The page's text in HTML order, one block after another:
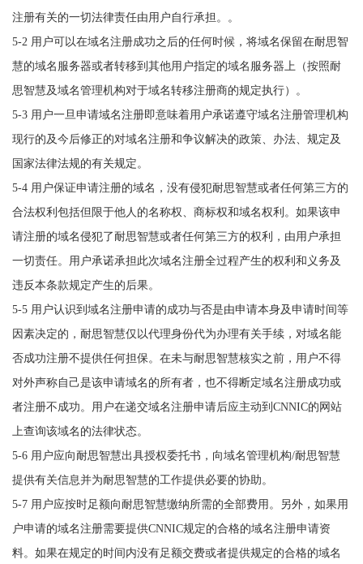
注册有关的一切法律责任由用户自行承担。。
5-2 用户可以在域名注册成功之后的任何时候，将域名保留在耐思智
慧的域名服务器或者转移到其他用户指定的域名服务器上（按照耐
思智慧及域名管理机构对于域名转移注册商的规定执行）。
5-3 用户一旦申请域名注册即意味着用户承诺遵守域名注册管理机构
现行的及今后修正的对域名注册和争议解决的政策、办法、规定及
国家法律法规的有关规定。
5-4 用户保证申请注册的域名，没有侵犯耐思智慧或者任何第三方的
合法权利包括但限于他人的名称权、商标权和域名权利。如果该申
请注册的域名侵犯了耐思智慧或者任何第三方的权利，由用户承担
一切责任。用户承诺承担此次域名注册全过程产生的权利和义务及
违反本条款规定产生的后果。
5-5 用户认识到域名注册申请的成功与否是由申请本身及申请时间等
因素决定的，耐思智慧仅以代理身份代为办理有关手续，对域名能
否成功注册不提供任何担保。在未与耐思智慧核实之前，用户不得
对外声称自己是该申请域名的所有者，也不得断定域名注册成功或
者注册不成功。用户在递交域名注册申请后应主动到CNNIC的网站
上查询该域名的法律状态。
5-6 用户应向耐思智慧出具授权委托书，向域名管理机构/耐思智慧
提供有关信息并为耐思智慧的工作提供必要的协助。
5-7 用户应按时足额向耐思智慧缴纳所需的全部费用。另外，如果用
户申请的域名注册需要提供CNNIC规定的合格的域名注册申请资
料。如果在规定的时间内没有足额交费或者提供规定的合格的域名